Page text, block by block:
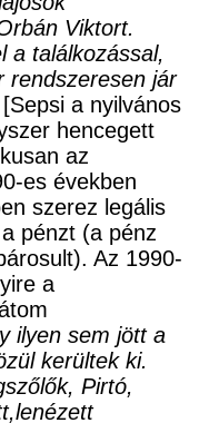
Viktort.
a találkozással,
rendszeresen jár
[Sepsi a nyilvános
hencegett
az
es években
szerez legális
pénzt (a pénz
Az 1990-
a
ilyen sem jött a
kerültek ki.
Pirtó,